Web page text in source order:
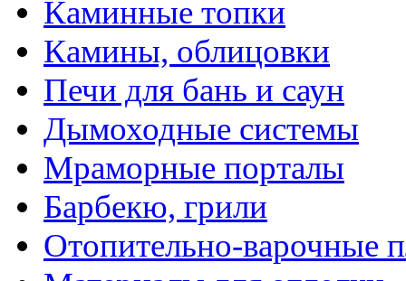
Каминные топки
Камины, облицовки
Печи для бань и саун
Дымоходные системы
Мраморные порталы
Барбекю, грили
Отопительно-варочные